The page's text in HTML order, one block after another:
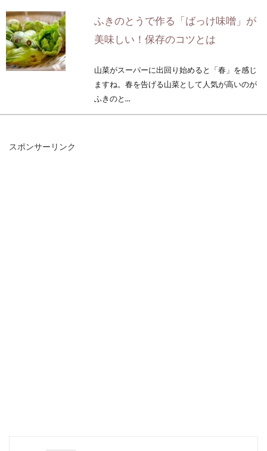
ふきのとうで作る「ばっけ味噌」が
美味しい！保存のコツとは
山菜がスーパーに出回り始めると「春」を感じ
ますね。春を告げる山菜として人気が高いのが
ふきのと...
い？醤油マヨネーズご飯
スポンサーリンク